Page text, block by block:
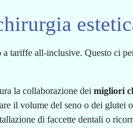
tariffe all-inclusive. Questo ci
la collaborazione dei migliori
il volume del seno o dei glutei
di faccette dentali o